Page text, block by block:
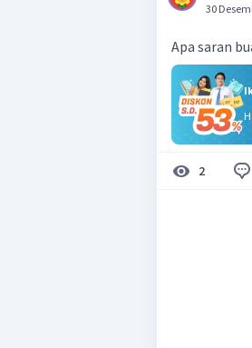
30
Apa saran
2